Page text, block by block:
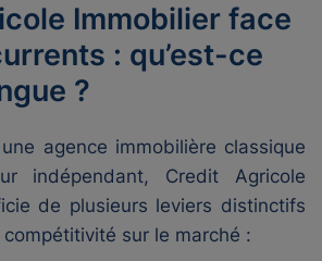
Immobilier face
: qu’est-ce
?
agence immobilière classique
indépendant, Credit Agricole
de plusieurs leviers distinctifs
sur le marché :